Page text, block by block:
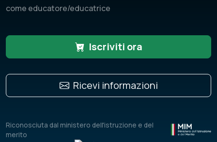
come educatore/educatrice
Iscriviti ora
Ricevi informazioni
Riconosciuta dal ministero dell'istruzione e del
merito